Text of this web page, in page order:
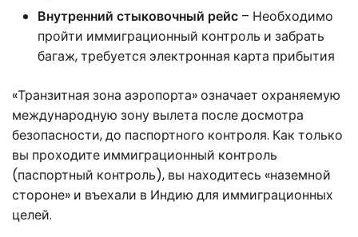
Внутренний стыковочный рейс – Необходимо
пройти иммиграционный контроль и забрать
багаж, требуется электронная карта прибытия
«Транзитная зона аэропорта» означает охраняемую
международную зону вылета после досмотра
безопасности, до паспортного контроля. Как только
вы проходите иммиграционный контроль
(паспортный контроль), вы находитесь «наземной
стороне» и въехали в Индию для иммиграционных
целей.